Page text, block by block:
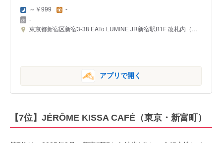
～￥999 -
-
東京都新宿区新宿3-38 EATo LUMINE JR新宿駅B1F 改札内（西改札方面）
アプリで開く
【7位】JÉRÔME KISSA CAFÉ（東京・新富町）